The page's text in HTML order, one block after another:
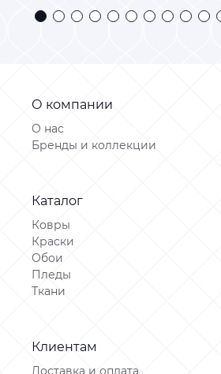
О компании
О нас
Бренды и коллекции
Каталог
Ковры
Краски
Обои
Пледы
Ткани
Клиентам
Доставка и оплата